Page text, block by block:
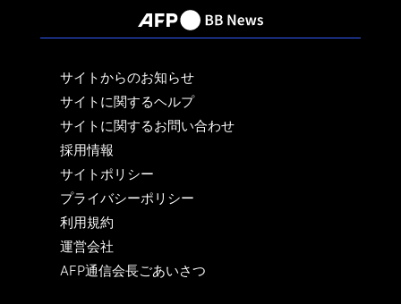
サイトからのお知らせ
サイトに関するヘルプ
サイトに関するお問い合わせ
採用情報
サイトポリシー
プライバシーポリシー
利用規約
運営会社
AFP通信会長ごあいさつ